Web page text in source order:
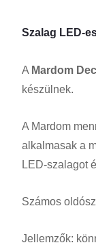
Szalag LED-
A Mardom
készülnek.
A Mardom
alkalmasak a
LED-szalagot
Számos
Jellemzők: